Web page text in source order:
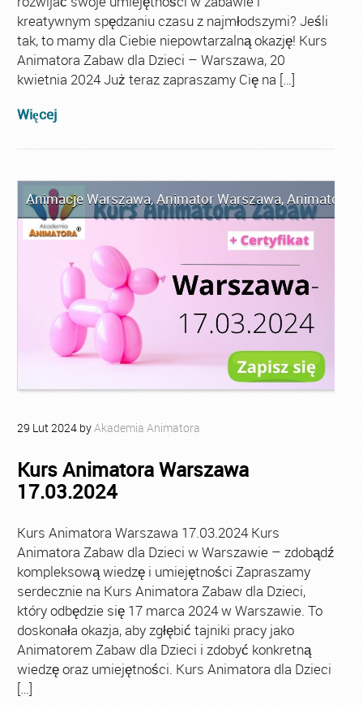
kreatywnym spędzaniu czasu z najmłodszymi? Jeśli
tak, to mamy dla Ciebie niepowtarzalną okazję! Kurs
Animatora Zabaw dla Dzieci – Warszawa, 20
kwietnia 2024 Już teraz zapraszamy Cię na […]
Więcej
Animacje Warszawa,Animator Warszawa,Animator
29 Lut2024 byAkademia Animatora
Kurs Animatora Warszawa
17.03.2024
Kurs Animatora Warszawa 17.03.2024 Kurs
Animatora Zabaw dla Dzieci w Warszawie – zdobądź
kompleksową wiedzę i umiejętności Zapraszamy
serdecznie na Kurs Animatora Zabaw dla Dzieci,
który odbędzie się 17 marca 2024 w Warszawie. To
doskonała okazja, aby zgłębić tajniki pracy jako
Animatorem Zabaw dla Dzieci i zdobyć konkretną
wiedzę oraz umiejętności. Kurs Animatora dla Dzieci
[…]